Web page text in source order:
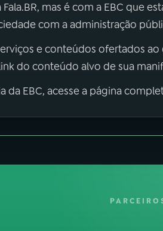
mas é com a EBC que
com a administração
e conteúdos ofertados ao
do conteúdo alvo de sua
da EBC, acesse a página